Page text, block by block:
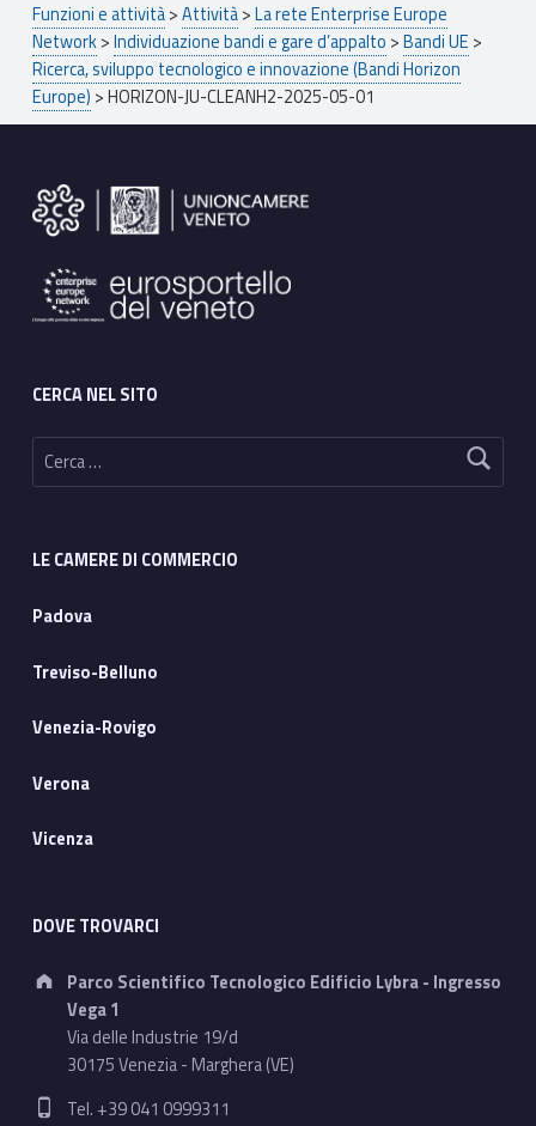
Funzioni e attività>Attività>La rete Enterprise Europe
Network>Individuazione bandi e gare d’appalto >Bandi UE >
Ricerca, sviluppo tecnologico e innovazione (Bandi Horizon
Europe) >HORIZON-JU-CLEANH2-2025-05-01
CERCA NEL SITO
Ricerca per:
LE CAMERE DI COMMERCIO
Padova
Treviso-Belluno
Venezia-Rovigo
Verona
Vicenza
DOVE TROVARCI
Address:
Parco Scientifico Tecnologico Edificio Lybra - Ingresso
Vega 1
Via delle Industrie 19/d
30175 Venezia - Marghera (VE)
Phone number:
Tel. +39 041 0999311